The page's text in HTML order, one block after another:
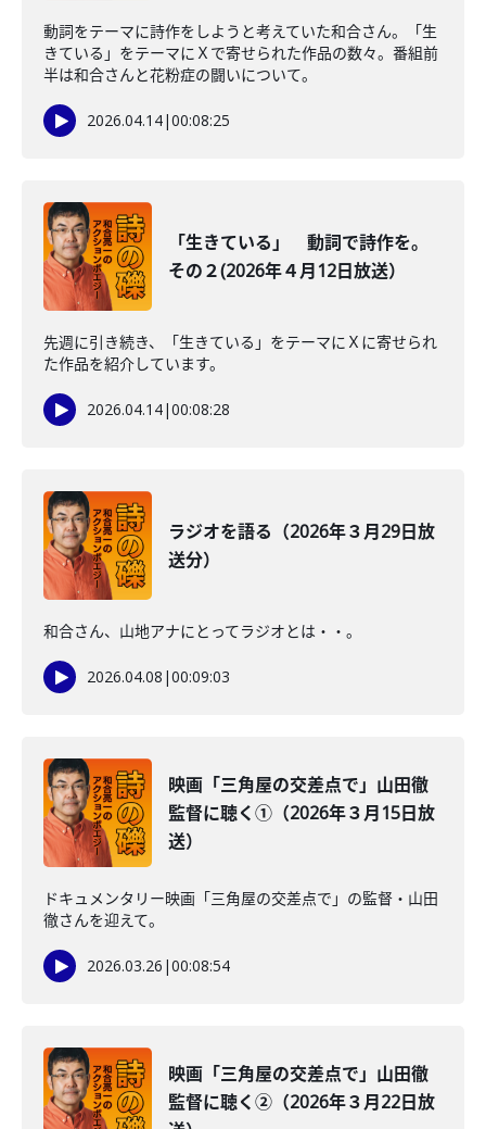
動詞をテーマに詩作をしようと考えていた和合さん。「生
きている」をテーマにＸで寄せられた作品の数々。番組前
半は和合さんと花粉症の闘いについて。
2026.04.14|00:08:25
「生きている」 動詞で詩作を。
その２(2026年４月12日放送）
先週に引き続き、「生きている」をテーマにＸに寄せられ
た作品を紹介しています。
2026.04.14|00:08:28
ラジオを語る（2026年３月29日放
送分）
和合さん、山地アナにとってラジオとは・・。
2026.04.08 |00:09:03
映画「三角屋の交差点で」山田徹
監督に聴く①（2026年３月15日放
送）
ドキュメンタリー映画「三角屋の交差点で」の監督・山田
徹さんを迎えて。
2026.03.26 |00:08:54
映画「三角屋の交差点で」山田徹
監督に聴く②（2026年３月22日放